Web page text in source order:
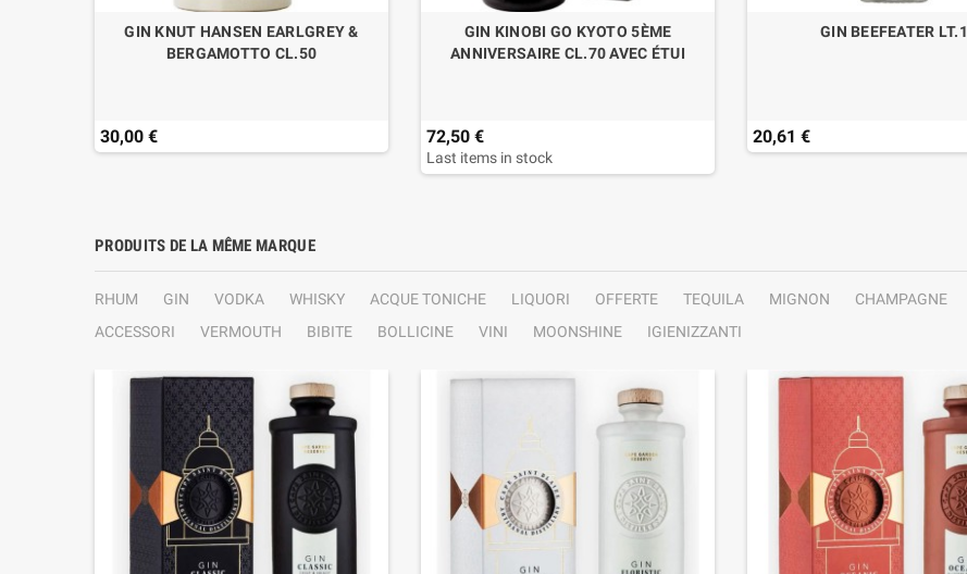
GIN KNUT HANSEN EARLGREY &
BERGAMOTTO CL.50
30,00 €
GIN KINOBI GO KYOTO 5ÈME
ANNIVERSAIRE CL.70 AVEC ÉTUI
72,50 €
Last items in stock
GIN BEEFEATER LT.1
20,61 €
PRODUITS DE LA MÊME MARQUE
RHUM GIN VODKA WHISKY ACQUE TONICHE LIQUORI OFFERTE TEQUILA MIGNON CHAMPAGNE
ACCESSORI
VERMOUTH BIBITE BOLLICINE VINI MOONSHINE IGIENIZZANTI